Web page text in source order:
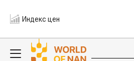
Индекс цен